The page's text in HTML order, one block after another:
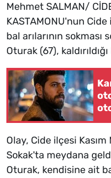
Mehmet SALMAN/
KASTAMONU'nun
bal arılarının
Oturak (67),
Olay, Cide ilçesi
Sokak'ta meydana
Oturak, kendisine ait